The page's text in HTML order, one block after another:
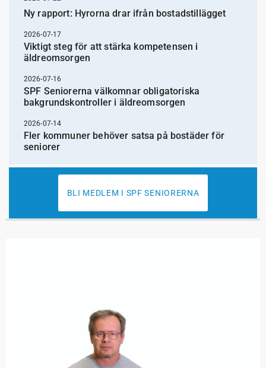
Ny rapport: Hyrorna drar ifrån bostadstillägget
2026-07-17
Viktigt steg för att stärka kompetensen i
äldreomsorgen
2026-07-16
SPF Seniorerna välkomnar obligatoriska
bakgrundskontroller i äldreomsorgen
2026-07-14
Fler kommuner behöver satsa på bostäder för
seniorer
BLI MEDLEM I SPF SENIORERNA